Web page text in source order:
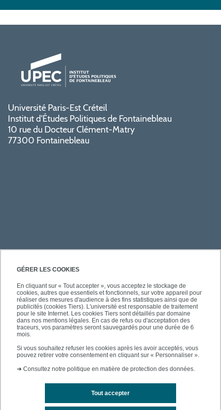
GÉRER LES COOKIES
En cliquant sur « Tout accepter », vous acceptez le stockage de
cookies, autres que essentiels et fonctionnels, sur votre appareil pour
réaliser des mesures d'audience à des fins statistiques ainsi que de
publicités (cookies Tiers). L'université est responsable de traitement
pour le site Internet. Les cookies Tiers sont détaillés par domaine
dans nos mentions légales. En cas de refus ou d'acceptation des
traceurs, vos paramètres seront sauvegardés pour une durée de 6
mois.
Si vous souhaitez refuser les cookies après les avoir acceptés, vous
pouvez retirer votre consentement en cliquant sur « Personnaliser ».
➜ Consultez notre politique en matière de protection des données.
Tout accepter
Université Paris-Est Créteil
Institut d'Études Politiques de Fontainebleau
10 rue du Docteur Clément-Matry
77300 Fontainebleau
PRATIQUE
ACCÈS RAPIDES
SUIVEZ-NOUS